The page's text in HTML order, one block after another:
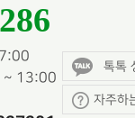
~ 13:00
톡톡
자주하